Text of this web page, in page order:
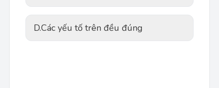
D.Các yếu tố trên đều đúng